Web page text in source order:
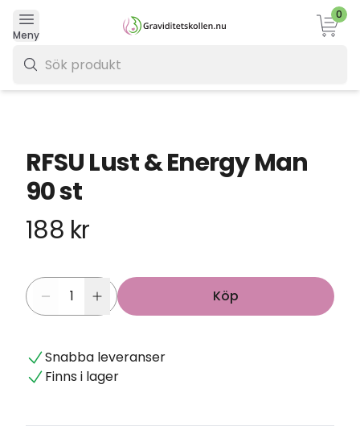
Meny
0
RFSU Lust & Energy Man
90 st
188 kr
Köp
Snabba leveranser
Finns i lager